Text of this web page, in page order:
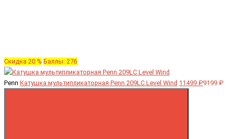
Скидка 20 % Баллы: 276
Penn Катушка мультипликаторная Penn 209LC Level Wind 11499 ₽9199 ₽